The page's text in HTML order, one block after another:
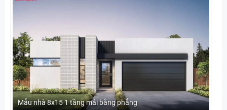
Mẫu nhà 8x15 1 tầng mái bằng phẳng